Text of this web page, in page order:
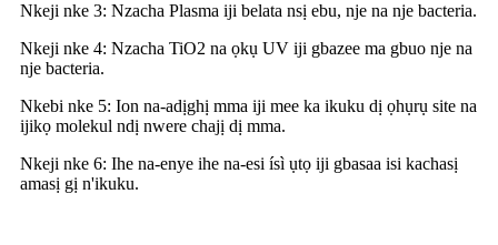
Nkeji nke 3: Nzacha Plasma iji belata nsị ebu, nje na nje bacteria.
Nkeji nke 4: Nzacha TiO2 na ọkụ UV iji gbazee ma gbuo nje na
nje bacteria.
Nkebi nke 5: Ion na-adịghị mma iji mee ka ikuku dị ọhụrụ site na
ijikọ molekul ndị nwere chajị dị mma.
Nkeji nke 6: Ihe na-enye ihe na-esi ísì ụtọ iji gbasaa isi kachasị
amasị gị n'ikuku.